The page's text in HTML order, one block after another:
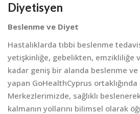
Diyetisyen
Beslenme ve Diyet
Hastalıklarda tıbbi beslenme
yetişkinliğe, gebelikten, emzikliliğe
kadar geniş bir alanda beslenme ve
yapan GoHealthCyprus ortaklığında
Merkezlerimizde, sağlıklı
kalmanın yollarını bilimsel olarak